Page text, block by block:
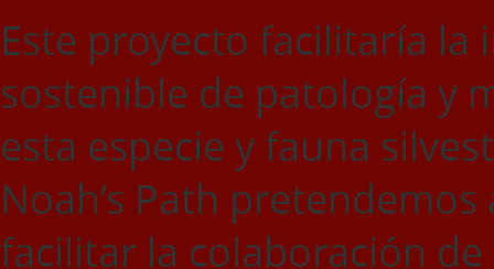
Este proyecto facilitaría
sostenible de patología y
esta especie y fauna
Noah’s Path
facilitar la colaboración